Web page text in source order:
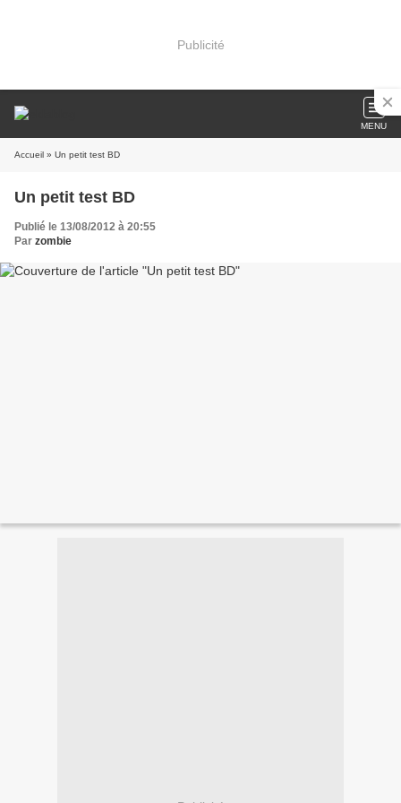
Publicité
MENU
Accueil » Un petit test BD
Un petit test BD
Publié le 13/08/2012 à 20:55
Par zombie